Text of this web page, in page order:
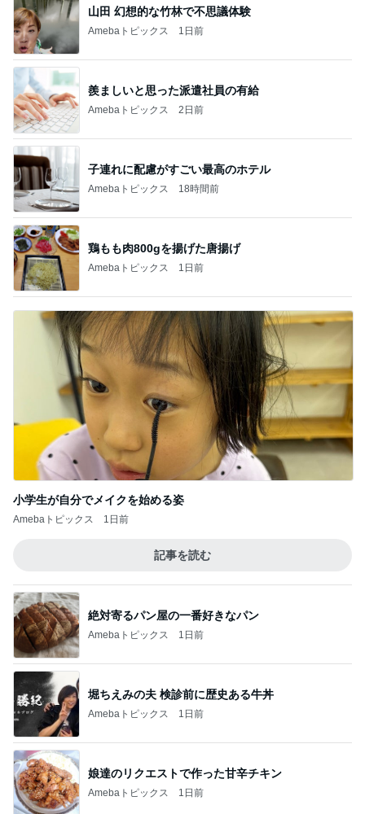
山田 幻想的な竹林で不思議体験
Amebaトピックス 1日前
羨ましいと思った派遣社員の有給
Amebaトピックス 2日前
子連れに配慮がすごい最高のホテル
Amebaトピックス 18時間前
鶏もも肉800gを揚げた唐揚げ
Amebaトピックス 1日前
小学生が自分でメイクを始める姿
Amebaトピックス 1日前
記事を読む
絶対寄るパン屋の一番好きなパン
Amebaトピックス 1日前
堀ちえみの夫 検診前に歴史ある牛丼
Amebaトピックス 1日前
娘達のリクエストで作った甘辛チキン
Amebaトピックス 1日前